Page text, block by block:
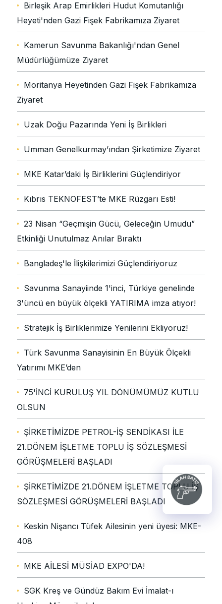
Birleşik Arap Emirlikleri Hudut Komutanlığı
Heyeti'nden Gazi Fişek Fabrikamıza Ziyaret
Kamerun Savunma Bakanlığı'ndan Genel
Müdürlüğümüze Ziyaret
Moritanya Heyetinden Gazi Fişek Fabrikamıza
Ziyaret
Uzak Doğu Pazarında Yeni İş Birlikleri
Umman Genelkurmay’ından Şirketimize Ziyaret
MKE Katar’daki İş Birliklerini Güçlendiriyor
Kıbrıs TEKNOFEST’te MKE Rüzgarı Esti!
23 Nisan “Geçmişin Gücü, Geleceğin Umudu”
Etkinliği Unutulmaz Anılar Bıraktı
Bangladeş'le İlişkilerimizi Güçlendiriyoruz
Savunma Sanayiinde 1'inci, Türkiye genelinde
3'üncü en büyük ölçekli YATIRIMA imza atıyor!
Stratejik İş Birliklerimize Yenilerini Ekliyoruz!
Türk Savunma Sanayisinin En Büyük Ölçekli
Yatırımı MKE’den
75'İNCİ KURULUŞ YIL DÖNÜMÜMÜZ KUTLU
OLSUN
ŞİRKETİMİZDE PETROL-İŞ SENDİKASI İLE
21.DÖNEM İŞLETME TOPLU İŞ SÖZLEŞMESİ
GÖRÜŞMELERİ BAŞLADI
ŞİRKETİMİZDE 21.DÖNEM İŞLETME TOPLU İŞ
SÖZLEŞMESİ GÖRÜŞMELERİ BAŞLADI
Keskin Nişancı Tüfek Ailesinin yeni üyesi: MKE-
408
MKE AİLESİ MÜSİAD EXPO'DA!
SGK Kreş ve Gündüz Bakım Evi İmalat-ı